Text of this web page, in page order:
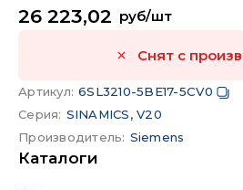
26 223,02 руб/шт
Снят с
Артикул: 6SL3210-5BE17-5CV0
Серия: SINAMICS, V20
Производитель: Siemens
Каталоги